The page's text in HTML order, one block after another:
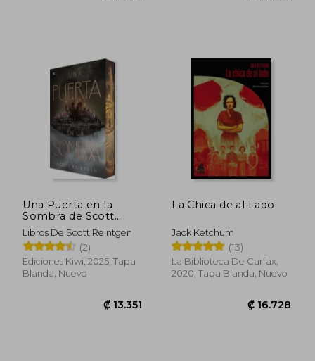
Una Puerta en la
Sombra de Scott
Reintgen(Ediciones
Kiwi S. L. )
Libros De Scott Reintgen
(2)
Ediciones Kiwi, 2025, Tapa
Blanda, Nuevo
La Chica de al Lado
Jack Ketchum
(13)
La Biblioteca De Carfax,
2020, Tapa Blanda, Nuevo